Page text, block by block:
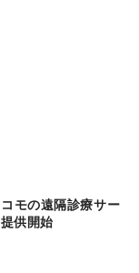
モの遠隔診療サー
供開始